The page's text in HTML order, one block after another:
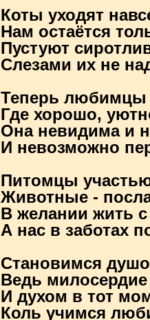
Коты уходят
Нам остаётся
Пустуют
Слезами их не
Теперь любимцы
Где хорошо,
Она невидима и
И невозможно
Питомцы
Животные -
В желании жить
А нас в заботах
Становимся
Ведь
И духом в тот
Коль учимся